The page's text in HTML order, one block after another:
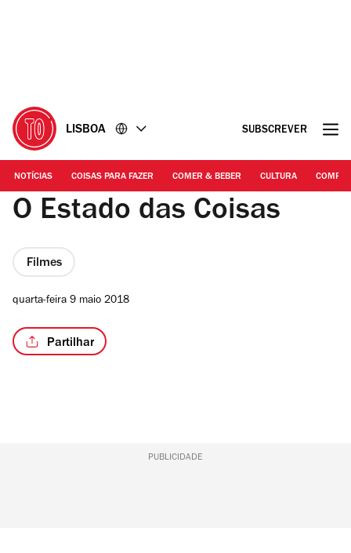
LISBOA SUBSCREVER
NOTÍCIAS COISAS PARA FAZER COMER & BEBER CULTURA
O Estado das Coisas
Filmes
quarta-feira 9 maio 2018
Partilhar
PUBLICIDADE